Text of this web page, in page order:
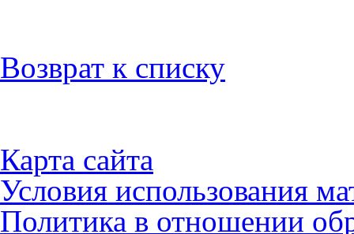
Возврат к списку
Карта сайта
Условия использования
Политика в отношении